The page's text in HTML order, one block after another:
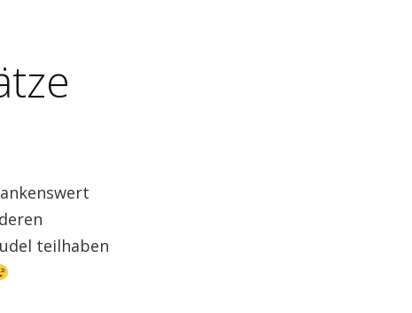
teilhaben